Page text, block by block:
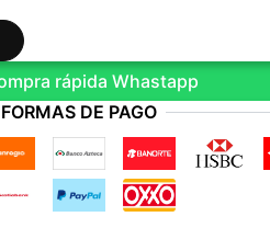
rápida Whastapp
FORMAS DE PAGO